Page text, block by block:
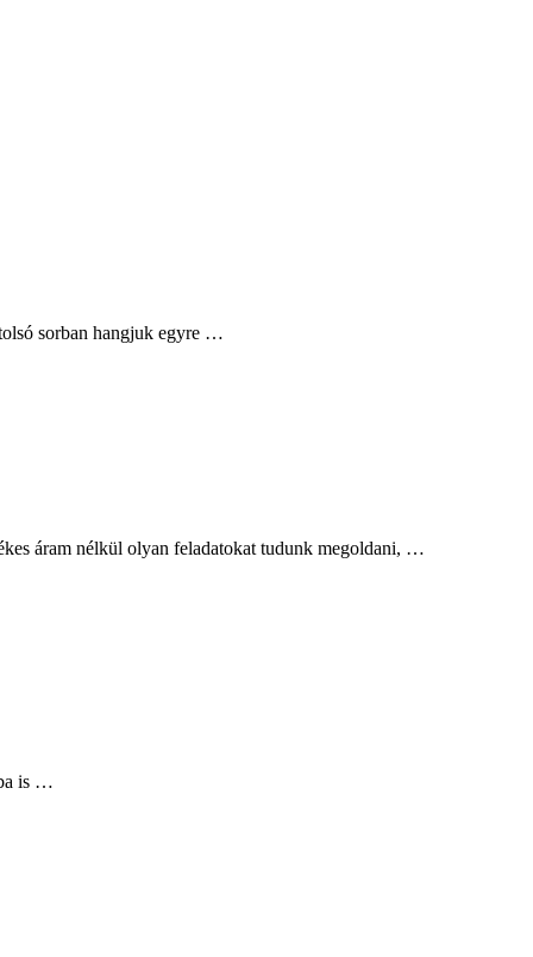
sorban hangjuk egyre …
áram nélkül olyan feladatokat tudunk megoldani, …
is …